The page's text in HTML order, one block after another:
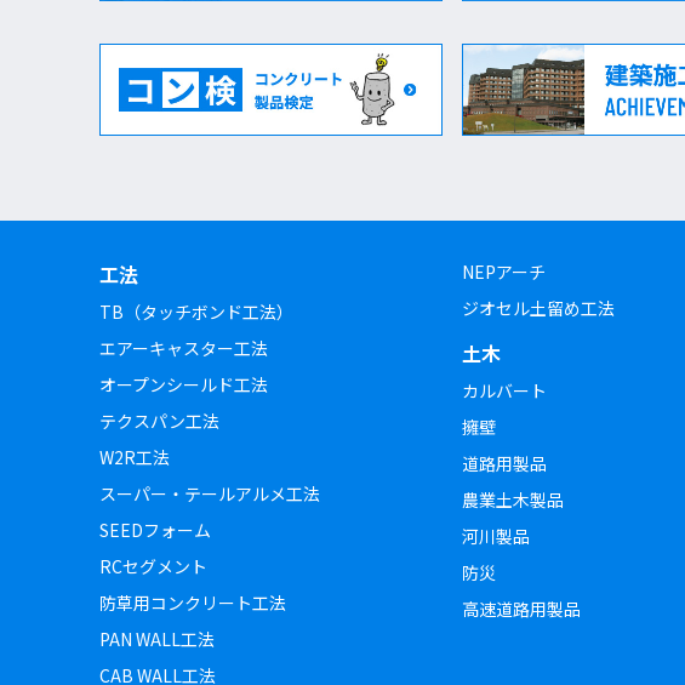
工法
TB（タッチボンド工法）
エアーキャスター工法
オープンシールド工法
テクスパン工法
W2R工法
スーパー・テールアルメ工法
SEEDフォーム
RCセグメント
防草用コンクリート工法
PAN WALL工法
CAB WALL工法
NEPアーチ
ジオセル土留め工法
土木
カルバート
擁壁
道路用製品
農業土木製品
河川製品
防災
高速道路用製品